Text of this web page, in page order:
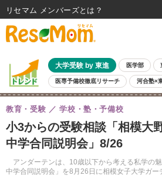
大学受験 by 東進 医学部
医専予備校徹底リサーチ 河合塾×
親子で考える大学選び 高校受験 中学受験
共通テスト 夏休み 8月開催学校説明会・相談
8月開催イベント・WS 全国公立高校 過去問
自由研究教材（小学生向け） 自由研究教材（中学
小3からの受験相談「相模大
中学合同説明会」8/26
アンダーテンは、10歳以下から考える私学の
中学合同説明会」を8月26日に相模女子大学ガー
教育・受験 学校・塾・予備校
リセマム メンバーズ